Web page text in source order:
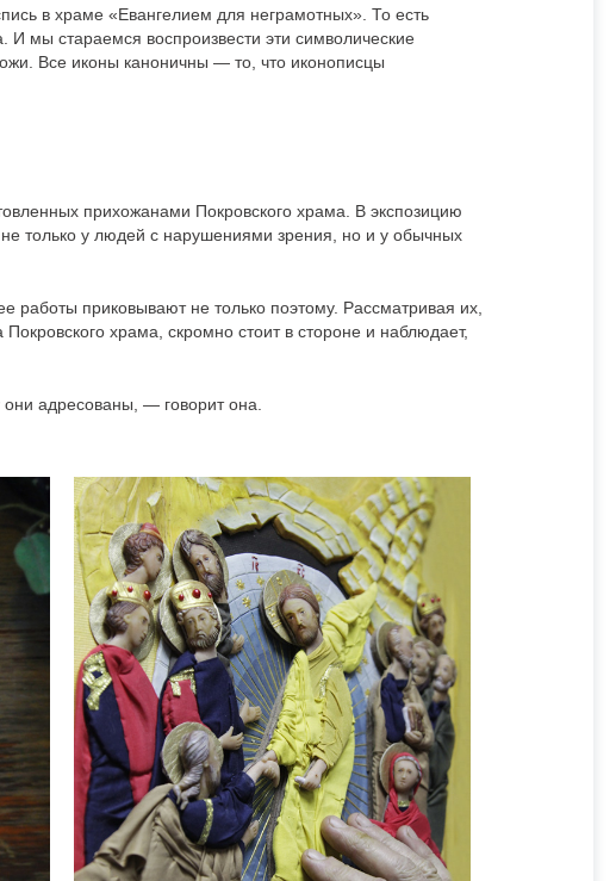
в храме «Евангелием для неграмотных». То есть
мы стараемся воспроизвести эти символические
Все иконы каноничны — то, что иконописцы
прихожанами Покровского храма. В экспозицию
только у людей с нарушениями зрения, но и у обычных
приковывают не только поэтому. Рассматривая их,
храма, скромно стоит в стороне и наблюдает,
они адресованы, — говорит она.